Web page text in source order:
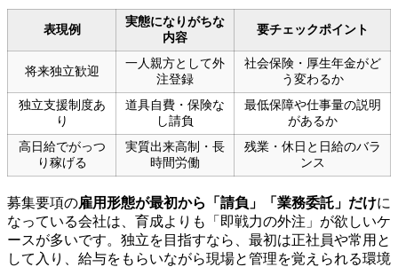
表現例
実態になりがちな
内容
要チェックポイント
将来独立歓迎
一人親方として外
注登録
社会保険・厚生年金がど
う変わるか
独立支援制度あ
り
道具自費・保険な
し請負
最低保障や仕事量の説明
があるか
高日給でがっつ
り稼げる
実質出来高制・長
時間労働
残業・休日と日給のバラ
ンス
募集要項の雇用形態が最初から「請負」「業務委託」だけに
なっている会社は、育成よりも「即戦力の外注」が欲しいケ
ースが多いです。独立を目指すなら、最初は正社員や常用と
して入り、給与をもらいながら現場と管理を覚えられる環境